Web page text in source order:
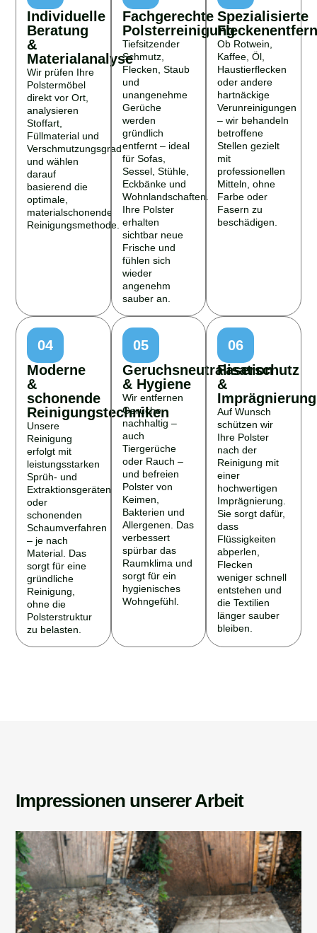
Individuelle
Beratung
&
Materialanalyse
Wir prüfen Ihre
Polstermöbel
direkt vor Ort,
analysieren
Stoffart,
Füllmaterial und
Verschmutzungsgrad
und wählen
darauf
basierend die
optimale,
materialschonende
Reinigungsmethode.
Fachgerechte
Polsterreinigung
Tiefsitzender
Schmutz,
Flecken, Staub
und
unangenehme
Gerüche
werden
gründlich
entfernt – ideal
für Sofas,
Sessel, Stühle,
Eckbänke und
Wohnlandschaften.
Ihre Polster
erhalten
sichtbar neue
Frische und
fühlen sich
wieder
angenehm
sauber an.
Spezialisierte
Ob Rotwein,
Kaffee, Öl,
Haustierflecken
oder andere
hartnäckige
Verunreinigungen
– wir behandeln
betroffene
Stellen gezielt
mit
professionellen
Mitteln, ohne
Farbe oder
Fasern zu
beschädigen.
04
Moderne
&
schonende
Reinigungstechniken
Unsere
Reinigung
erfolgt mit
leistungsstarken
Sprüh- und
Extraktionsgeräten
oder
schonenden
Schaumverfahren
– je nach
Material. Das
sorgt für eine
gründliche
Reinigung,
ohne die
Polsterstruktur
zu belasten.
05
Geruchsneutralisation
& Hygiene
Wir entfernen
Gerüche
nachhaltig –
auch
Tiergerüche
oder Rauch –
und befreien
Polster von
Keimen,
Bakterien und
Allergenen. Das
verbessert
spürbar das
Raumklima und
sorgt für ein
hygienisches
Wohngefühl.
06
Faserschutz
&
Imprägnierung
Auf Wunsch
schützen wir
Ihre Polster
nach der
Reinigung mit
einer
hochwertigen
Imprägnierung.
Sie sorgt dafür,
dass
Flüssigkeiten
abperlen,
Flecken
weniger schnell
entstehen und
die Textilien
länger sauber
bleiben.
Impressionen unserer Arbeit